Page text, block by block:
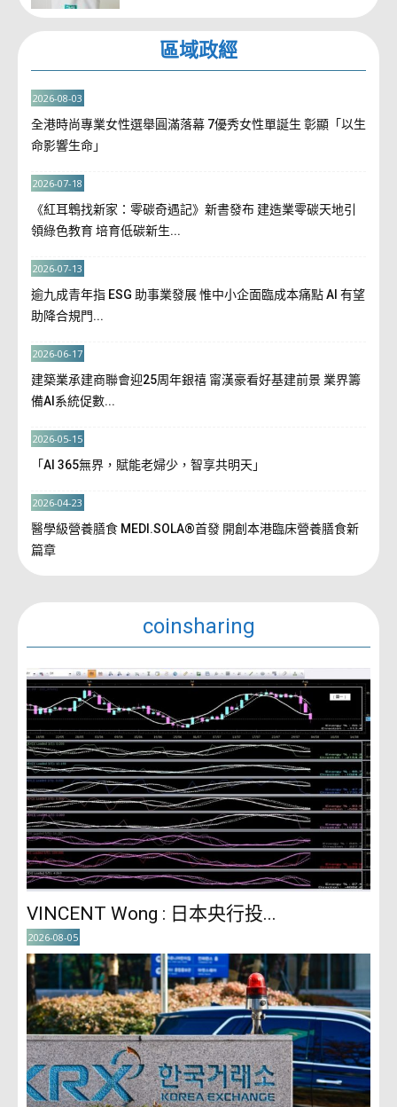
區域政經
全港時尚專業女性選舉圓滿落幕 7優秀女性單誕生 彰顯「以生
命影響生命」
2026-08-03
《紅耳鵯找新家：零碳奇遇記》新書發布 建造業零碳天地引
領綠色教育 培育低碳新生...
2026-07-18
逾九成青年指 ESG 助事業發展 惟中小企面臨成本痛點 AI 有望
助降合規門...
2026-07-13
建築業承建商聯會迎25周年銀禧 甯漢豪看好基建前景 業界籌
備AI系統促數...
2026-06-17
「AI 365無界，賦能老婦少，智享共明天」
2026-05-15
醫學級營養膳食 MEDI.SOLA®首發 開創本港臨床營養膳食新
篇章
2026-04-23
coinsharing
VINCENT Wong : 日本央行投...
2026-08-05